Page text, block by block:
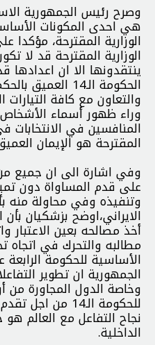
وصرح رئيس الجمهورية
هي احدى المكونات
الوزارية المقترحة، مؤكدا
الوزارية المقترحة قد لا
ينتقدونها الا ان اعدادها
الحكومة الـ14
والتعاون مع كافة
وراء ظهور أسماء
المنافسين في الانتخابات
المقترحة هو الإيمان
وفي اشارة الى ان جميع
على قدم المساواة دون
وتنفيذه وفي محاولة منه
الايراني،اوضح بزشكيان
أخذ مصالحه بعين الاعتبار
مطالبه والتحرك في اتجاه
الأساسية للحكومة
الجمهورية ان تطوير
وخاصة الدول المجاورة من
للحكومة الـ14
نجاح التفاعل مع العالم
الداخلية.